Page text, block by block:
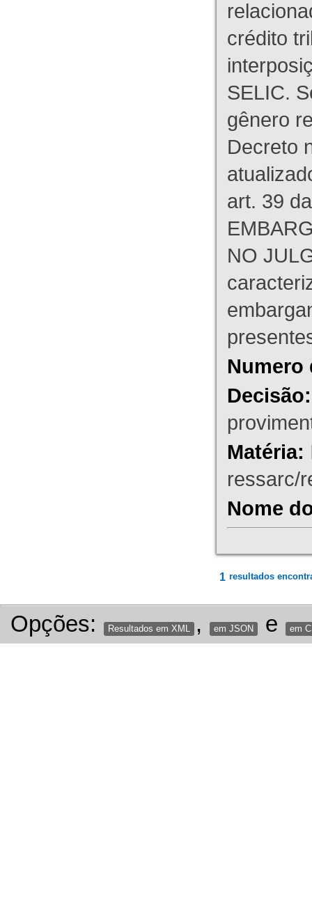
crédito
SELIC.
gênero
Decreto
art. 39
NO
Numero
Decisão:
Matéria:
ressarc/
Nome
1 resultados
Opções: Resultados em XML , em JSON e em